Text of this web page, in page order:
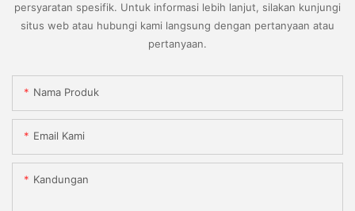
persyaratan spesifik. Untuk informasi lebih lanjut, silakan kunjungi
situs web atau hubungi kami langsung dengan pertanyaan atau
pertanyaan.
Nama Produk
Email Kami
Kandungan